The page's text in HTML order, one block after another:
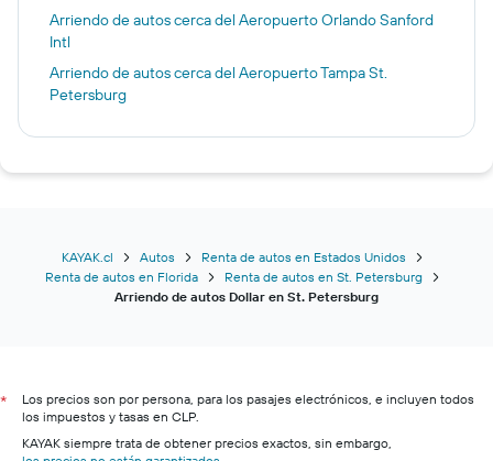
Arriendo de autos cerca del Aeropuerto Orlando Sanford
Intl
Arriendo de autos cerca del Aeropuerto Tampa St.
Petersburg
KAYAK.cl Autos
Renta de autos en Estados Unidos
Renta de autos en Florida
Renta de autos en St. Petersburg
Arriendo de autos Dollar en St. Petersburg
*
Los precios son por persona, para los pasajes electrónicos, e incluyen todos
los impuestos y tasas en CLP.
KAYAK siempre trata de obtener precios exactos, sin embargo,